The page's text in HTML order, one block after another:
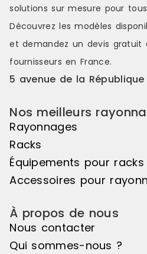
solutions sur mesure pour
Découvrez les modèles
et demandez un devis gratuit
fournisseurs en France.
5 avenue de la République
Nos meilleurs
Rayonnages
Racks
Équipements pour
Accessoires pour
À propos de nous
Nous contacter
Qui sommes-nous ?